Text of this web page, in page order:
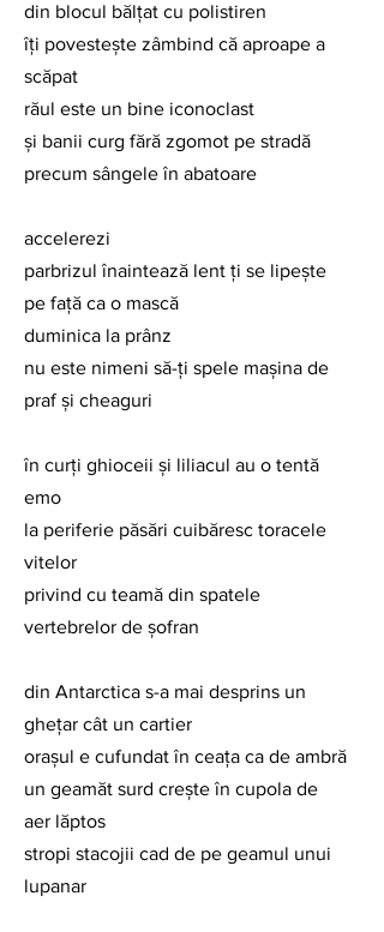
din blocul bălţat cu polistiren
îţi povesteşte zâmbind că aproape a
scăpat
răul este un bine iconoclast
şi banii curg fără zgomot pe stradă
precum sângele în abatoare
accelerezi
parbrizul înaintează lent ţi se lipeşte
pe faţă ca o mască
duminica la prânz
nu este nimeni să-ţi spele maşina de
praf şi cheaguri
în curţi ghioceii şi liliacul au o tentă
emo
la periferie păsări cuibăresc toracele
vitelor
privind cu teamă din spatele
vertebrelor de şofran
din Antarctica s-a mai desprins un
gheţar cât un cartier
oraşul e cufundat în ceaţa ca de ambră
un geamăt surd creşte în cupola de
aer lăptos
stropi stacojii cad de pe geamul unui
lupanar